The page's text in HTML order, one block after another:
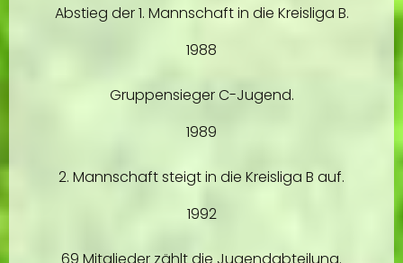
Abstieg der 1. Mannschaft in die Kreisliga B.
1988
Gruppensieger C-Jugend.
1989
2. Mannschaft steigt in die Kreisliga B auf.
1992